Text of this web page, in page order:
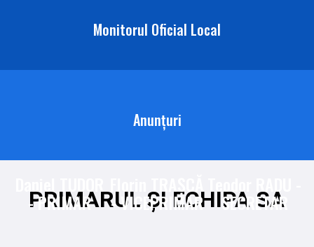
Monitorul Oficial Local
Anunțuri
PRIMARUL ȘI ECHIPA SA
- PRIMAR - VICEPRIMAR SECRETAR